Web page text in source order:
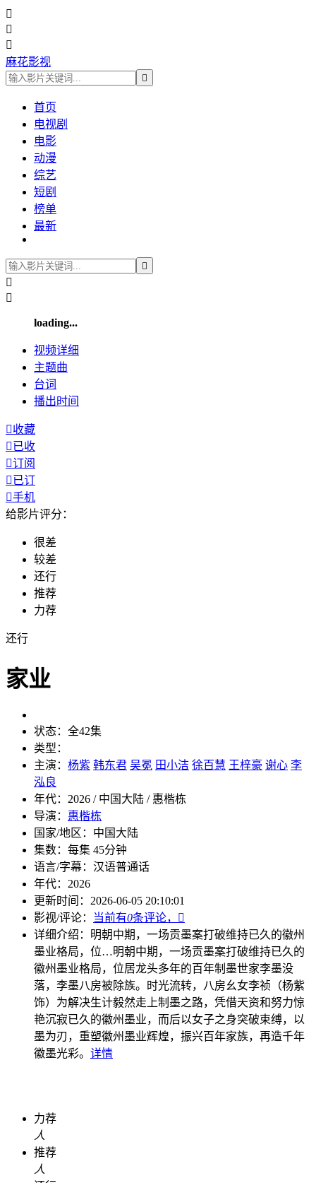



麻花影视

首页
电视剧
电影
动漫
综艺
短剧
榜单
最新



loading...
视频详细
主题曲
台词
播出时间
收藏
已收
订阅
已订
手机
给影片评分：
很差
较差
还行
推荐
力荐
还行
家业
状态： 全42集
类型：
主演： 杨紫 韩东君 吴冕 田小洁 徐百慧 王梓豪 谢心 李
泓良
年代： 2026 / 中国大陆 / 惠楷栋
导演： 惠楷栋
国家/地区： 中国大陆
集数： 每集 45分钟
语言/字幕： 汉语普通话
年代： 2026
更新时间： 2026-06-05 20:10:01
影视/评论：
当前有0条评论，

详细介绍： 明朝中期，一场贡墨案打破维持已久的徽州
墨业格局，位…明朝中期，一场贡墨案打破维持已久的
徽州墨业格局，位居龙头多年的百年制墨世家李墨没
落，李墨八房被除族。时光流转，八房幺女李祯（杨紫
饰）为解决生计毅然走上制墨之路，凭借天资和努力惊
艳沉寂已久的徽州墨业，而后以女子之身突破束缚，以
墨为刃，重塑徽州墨业辉煌，振兴百年家族，再造千年
徽墨光彩。 详情
力荐
人
推荐
人